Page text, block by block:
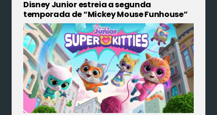
Disney Junior estreia a segunda
temporada de “Mickey Mouse Funhouse”